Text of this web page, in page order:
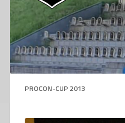
PROCON-CUP 2013